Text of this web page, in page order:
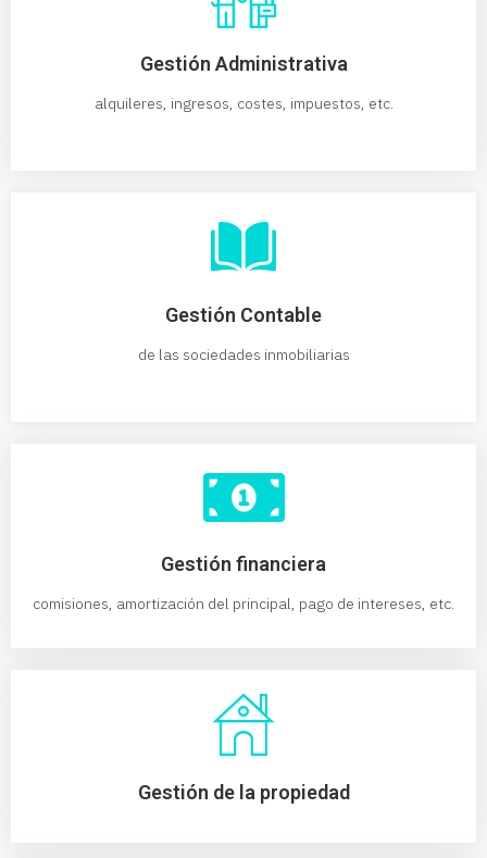
Gestión Administrativa
alquileres, ingresos, costes, impuestos, etc.
Gestión Contable
de las sociedades inmobiliarias
Gestión financiera
comisiones, amortización del principal, pago de intereses, etc.
Gestión de la propiedad